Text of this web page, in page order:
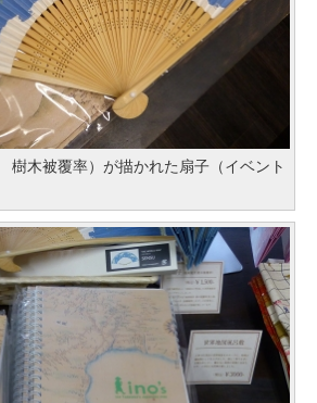
木被覆率）が描かれた扇子（イベント